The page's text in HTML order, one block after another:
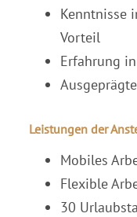
Kenntnisse
Vorteil
Erfahrung
Leistungen der
Mobiles
Flexible
30